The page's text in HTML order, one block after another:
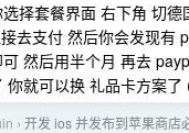
择套餐界面 右下角 切德
去支付 然后你会发现有
然后用半个月 再去
你就可以换 礼品卡方案了
› 开发 ios 并发布到苹果商店